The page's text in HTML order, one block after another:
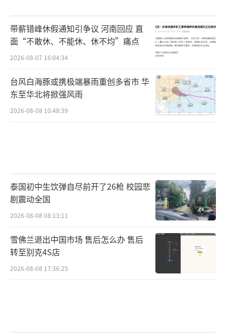
带薪错峰休假通知引争议 河南回应 直
面“不敢休、不能休、休不均”痛点
2026-08-07 16:04:34
台风白海豚或携极端暴雨重创多省市 华
东至华北将掀强风雨
2026-08-08 10:48:39
泰国初中生饮弹自尽前开了26枪 校园悲
剧震动全国
2026-08-08 08:13:11
雪佛兰退出中国市场 售后怎么办 售后
转至别克4S店
2026-08-08 17:36:25